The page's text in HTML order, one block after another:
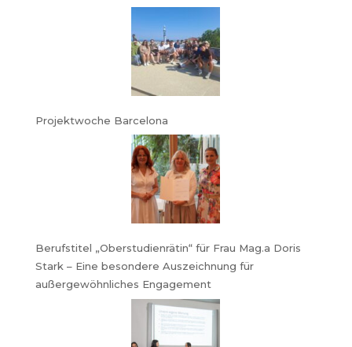
Projektwoche Barcelona
Berufstitel „Oberstudienrätin“ für Frau Mag.a Doris
Stark – Eine besondere Auszeichnung für
außergewöhnliches Engagement